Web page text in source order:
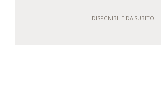
DISPONIBILE DA SUBITO